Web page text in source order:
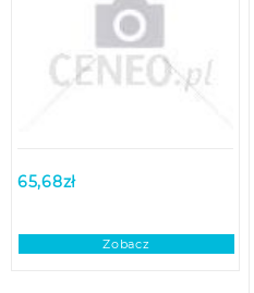
65,68zł
Zobacz